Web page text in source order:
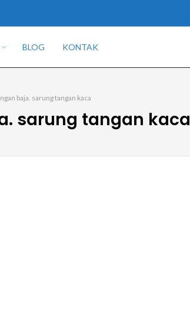
BLOG KONTAK
baja. sarung tangan kaca
sarung tangan kaca